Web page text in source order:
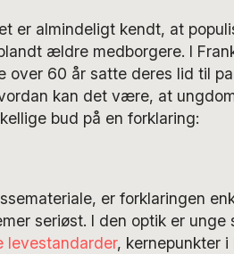
er almindeligt kendt, at
ældre medborgere. I
60 år satte deres lid til
kan det være, at
bud på en forklaring:
er forklaringen
seriøst. I den optik er
levestandarder, kernepunkter i